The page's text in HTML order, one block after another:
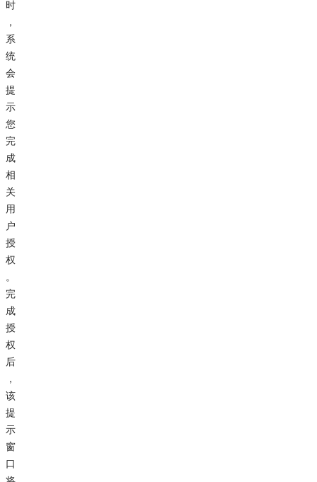
时
，
系
统
会
提
示
您
完
成
相
关
用
户
授
权
。
完
成
授
权
后
，
该
提
示
窗
口